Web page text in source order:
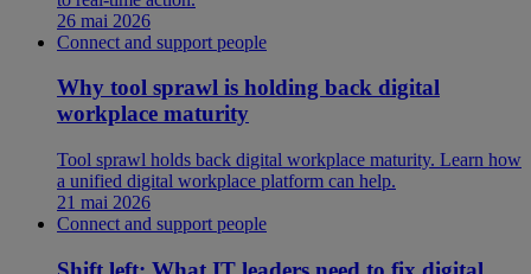
26 mai 2026
Connect and support people
Why tool sprawl is holding back digital
workplace maturity
Tool sprawl holds back digital workplace maturity. Learn how
a unified digital workplace platform can help.
21 mai 2026
Connect and support people